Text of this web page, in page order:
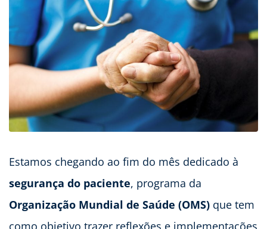
Estamos chegando ao fim do mês dedicado à
segurança do paciente, programa da
Organização Mundial de Saúde (OMS) que tem